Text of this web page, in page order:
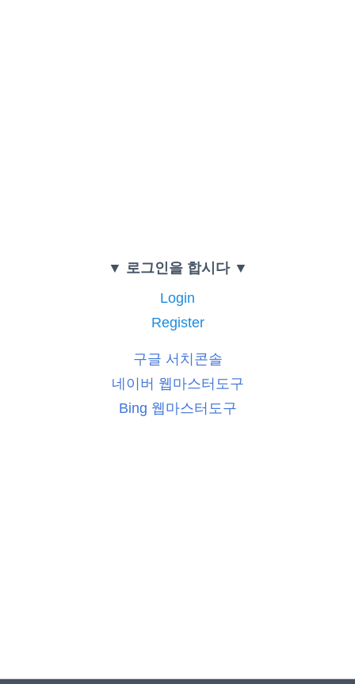
▼ 로그인을 합시다 ▼
Login
Register
구글 서치콘솔
네이버 웹마스터도구
Bing 웹마스터도구